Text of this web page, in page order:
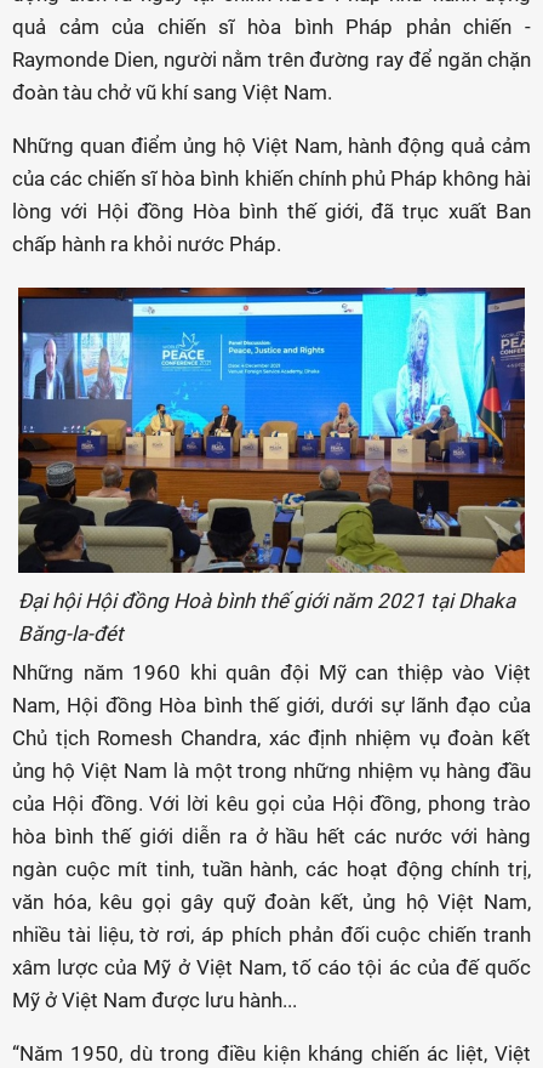
quả cảm của chiến sĩ hòa bình Pháp phản chiến -
Raymonde Dien, người nằm trên đường ray để ngăn chặn
đoàn tàu chở vũ khí sang Việt Nam.
Những quan điểm ủng hộ Việt Nam, hành động quả cảm
của các chiến sĩ hòa bình khiến chính phủ Pháp không hài
lòng với Hội đồng Hòa bình thế giới, đã trục xuất Ban
chấp hành ra khỏi nước Pháp.
Đại hội Hội đồng Hoà bình thế giới năm 2021 tại Dhaka
Băng-la-đét
Những năm 1960 khi quân đội Mỹ can thiệp vào Việt
Nam, Hội đồng Hòa bình thế giới, dưới sự lãnh đạo của
Chủ tịch Romesh Chandra, xác định nhiệm vụ đoàn kết
ủng hộ Việt Nam là một trong những nhiệm vụ hàng đầu
của Hội đồng. Với lời kêu gọi của Hội đồng, phong trào
hòa bình thế giới diễn ra ở hầu hết các nước với hàng
ngàn cuộc mít tinh, tuần hành, các hoạt động chính trị,
văn hóa, kêu gọi gây quỹ đoàn kết, ủng hộ Việt Nam,
nhiều tài liệu, tờ rơi, áp phích phản đối cuộc chiến tranh
xâm lược của Mỹ ở Việt Nam, tố cáo tội ác của đế quốc
Mỹ ở Việt Nam được lưu hành...
“Năm 1950, dù trong điều kiện kháng chiến ác liệt, Việt